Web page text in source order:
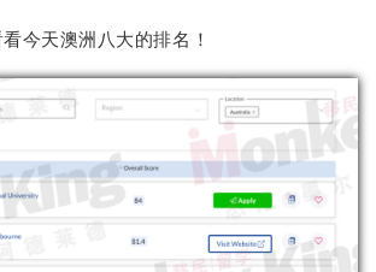
今天澳洲八大的排名！